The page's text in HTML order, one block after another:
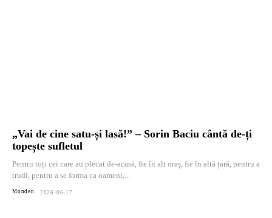
„Vai de cine satu-și lasă!” – Sorin Baciu cântă de-ți
topește sufletul
Pentru toți cei care au plecat de-acasă, fie în alt oraș, fie în altă țară, pentru a
trudi, pentru a se forma ca oameni,...
Monden 2026-06-17